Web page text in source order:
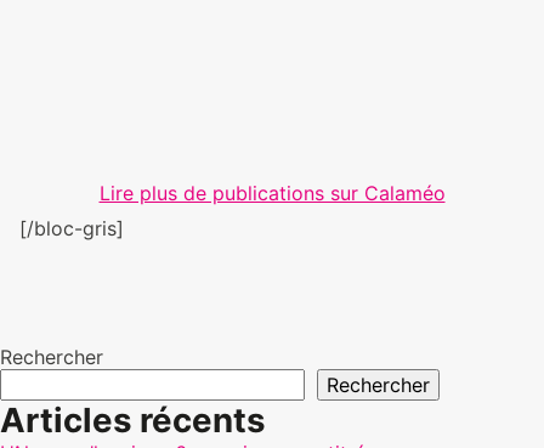
Lire plus de publications sur Calaméo
[/bloc-gris]
Rechercher
Rechercher
Articles récents